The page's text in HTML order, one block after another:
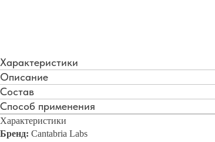
Характеристики
Описание
Состав
Способ применения
Характеристики
Бренд: Cantabria Labs